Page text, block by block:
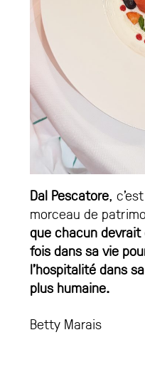
Dal Pescatore,
morceau de
que chacun
fois dans sa vie
l’hospitalité dans
plus humaine.
Betty Marais